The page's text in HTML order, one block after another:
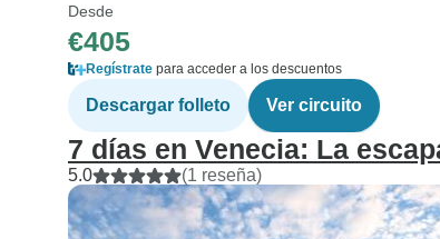
Desde
€405
Regístrate para acceder a los descuentos
Descargar folleto Ver circuito
7 días en Venecia: La
5.0 (1 reseña)